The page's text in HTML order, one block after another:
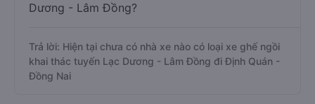
Dương - Lâm Đồng?
Trả lời: Hiện tại chưa có nhà xe nào có loại xe ghế ngồi
khai thác tuyến Lạc Dương - Lâm Đồng đi Định Quán -
Đồng Nai